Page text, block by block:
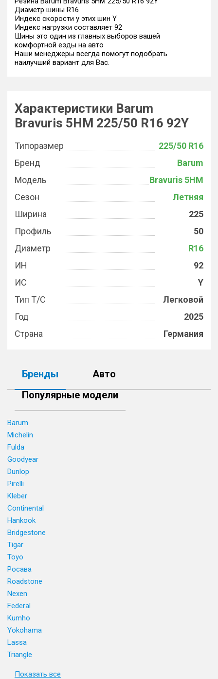
Диаметр шины R16
Индекс скорости у этих шин Y
Индекс нагрузки составляет 92
Шины это один из главных выборов вашей
комфортной езды на авто
Наши менеджеры всегда помогут подобрать
наилучший вариант для Вас.
Характеристики Barum
Bravuris 5HM 225/50 R16 92Y
Типоразмер
225/50 R16
Бренд
Barum
Модель
Bravuris 5HM
Сезон
Летняя
Ширина
225
Профиль
50
Диаметр
R16
ИН
92
ИС
Y
Тип Т/С
Легковой
Год
2025
Страна
Германия
Бренды
Авто
Популярные модели
Barum
Michelin
Fulda
Goodyear
Dunlop
Pirelli
Kleber
Continental
Hankook
Bridgestone
Tigar
Toyo
Росава
Roadstone
Nexen
Federal
Kumho
Yokohama
Lassa
Triangle
Показать все